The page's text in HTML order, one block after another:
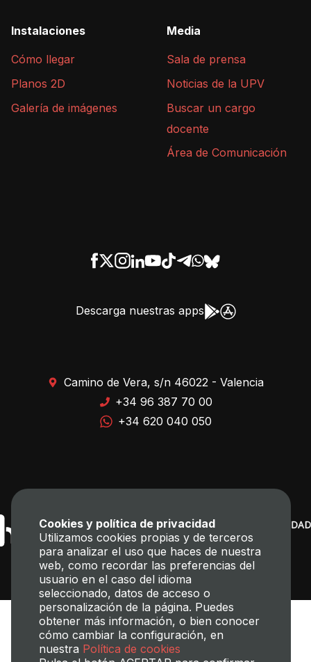
Instalaciones
Cómo llegar
Planos 2D
Galería de imágenes
Media
Sala de prensa
Noticias de la UPV
Buscar un cargo
docente
Área de Comunicación
Descarga nuestras apps
Camino de Vera, s/n 46022 - Valencia
+34 96 387 70 00
+34 620 040 050
Cookies y política de privacidad
Utilizamos cookies propias y de terceros
para analizar el uso que haces de nuestra
web, como recordar las preferencias del
usuario en el caso del idioma
seleccionado, datos de acceso o
personalización de la página. Puedes
obtener más información, o bien conocer
cómo cambiar la configuración, en
nuestra Política de cookies